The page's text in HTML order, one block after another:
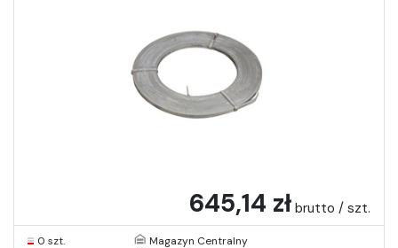
645,14 zł brutto / szt.
0 szt.
Magazyn Centralny